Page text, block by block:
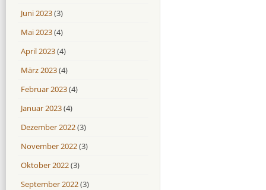
Juni 2023(3)
Mai 2023(4)
April 2023(4)
März 2023(4)
Februar 2023(4)
Januar 2023(4)
Dezember 2022(3)
November 2022(3)
Oktober 2022(3)
September 2022(3)